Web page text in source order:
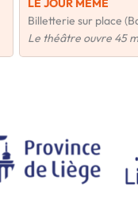
LE JOUR MÊME
Billetterie sur place
Le théâtre ouvre 45